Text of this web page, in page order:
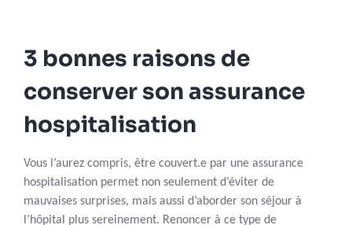
3 bonnes raisons de
conserver son assurance
hospitalisation
Vous l’aurez compris, être couvert.e par une assurance
hospitalisation permet non seulement d’éviter de
mauvaises surprises, mais aussi d’aborder son séjour à
l’hôpital plus sereinement. Renoncer à ce type de